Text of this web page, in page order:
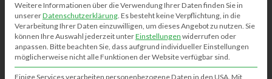
Flohmarkt Klausheide – 22.9.2024
Osterfeuer – Ostereier suchen in Klausheide
Frühes Weihnachtsgeschenk für Klausheider Vereine und
Institutionen
Weitere Informationen über die Verwendung Ihrer Daten finden Sie in
unsererDatenschutzerklärung. Es besteht keine Verpflichtung, in die
Verarbeitung Ihrer Daten einzuwilligen, um dieses Angebot zu nutzen. Sie
können Ihre Auswahl jederzeit unterEinstellungen widerrufen oder
anpassen. Bitte beachten Sie, dass aufgrund individueller Einstellungen
möglicherweise nicht alle Funktionen der Website verfügbar sind.
Einige Services verarbeiten personenbezogene Daten in den USA. Mit